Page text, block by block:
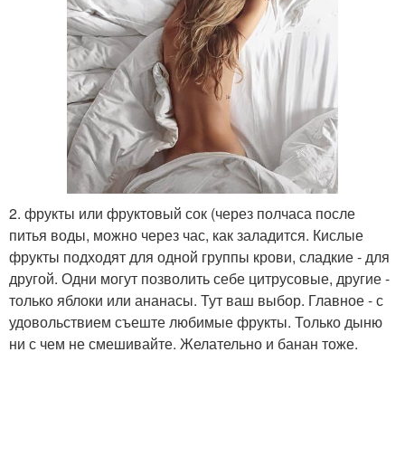
2. фрукты или фруктовый сок (через полчаса после
питья воды, можно через час, как заладится. Кислые
фрукты подходят для одной группы крови, сладкие - для
другой. Одни могут позволить себе цитрусовые, другие -
только яблоки или ананасы. Тут ваш выбор. Главное - с
удовольствием съеште любимые фрукты. Только дыню
ни с чем не смешивайте. Желательно и банан тоже.